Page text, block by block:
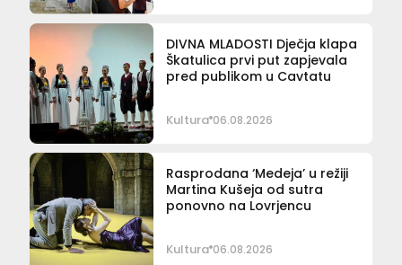
DIVNA MLADOSTI Dječja klapa
Škatulica prvi put zapjevala
pred publikom u Cavtatu
Kultura 06.08.2026
Rasprodana ‘Medeja’ u režiji
Martina Kušeja od sutra
ponovno na Lovrjencu
Kultura 06.08.2026